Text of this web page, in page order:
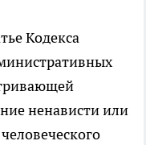
Кодекса
ненависти или